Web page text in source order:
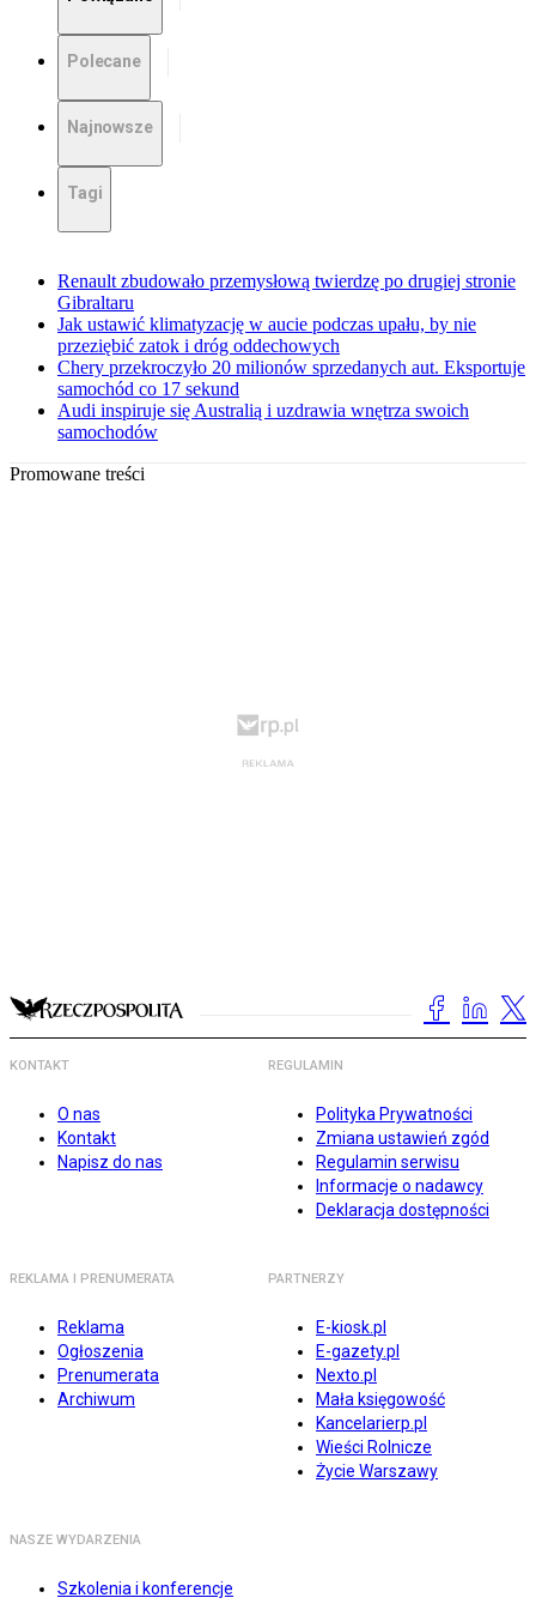
Polecane
Najnowsze
Tagi
Renault zbudowało przemysłową twierdzę po drugiej stronie
Gibraltaru
Jak ustawić klimatyzację w aucie podczas upału, by nie
przeziębić zatok i dróg oddechowych
Chery przekroczyło 20 milionów sprzedanych aut. Eksportuje
samochód co 17 sekund
Audi inspiruje się Australią i uzdrawia wnętrza swoich
samochodów
Promowane treści
KONTAKT
O nas
Kontakt
Napisz do nas
REGULAMIN
Polityka Prywatności
Zmiana ustawień zgód
Regulamin serwisu
Informacje o nadawcy
Deklaracja dostępności
REKLAMA I PRENUMERATA
Reklama
Ogłoszenia
Prenumerata
Archiwum
PARTNERZY
E-kiosk.pl
E-gazety.pl
Nexto.pl
Mała księgowość
Kancelarierp.pl
Wieści Rolnicze
Życie Warszawy
NASZE WYDARZENIA
Szkolenia i konferencje